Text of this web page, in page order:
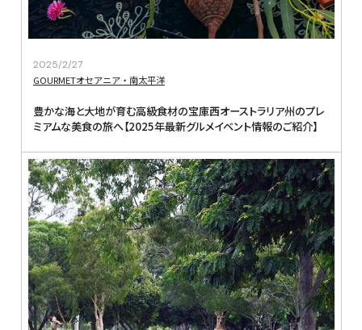
2025/2/27
GOURMETオセアニア・南太平洋
豊かな海と大地が育む高級食材の宝庫西オーストラリア州のプレ
ミアムな美食の旅へ【2025年最新グルメイベント情報のご紹介】